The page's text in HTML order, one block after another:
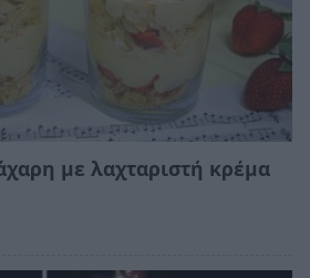
με λαχταριστή κρέμα